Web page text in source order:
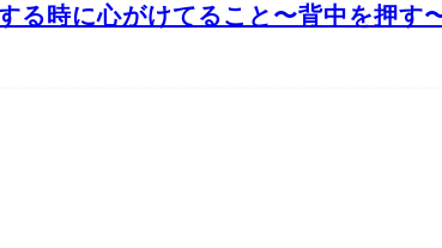
る時に心がけてること〜背中を押す